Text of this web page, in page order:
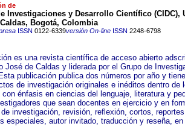
de
Investigaciones y Desarrollo Científico
Bogotá, Colombia
ISSN 0122-6339versión On-lineISSN 2248-6798
es una revista científica de acceso abierto
José de Caldas y liderada por el Grupo de
publicación publica dos números por año y
de investigación originales e inéditos dentro de
con énfasis en ciencias del lenguaje, literatura y
que sean docentes en ejercicio y en
investigación, revisión, reflexión, cortos,
especiales, autor invitado, traducción y reseña,